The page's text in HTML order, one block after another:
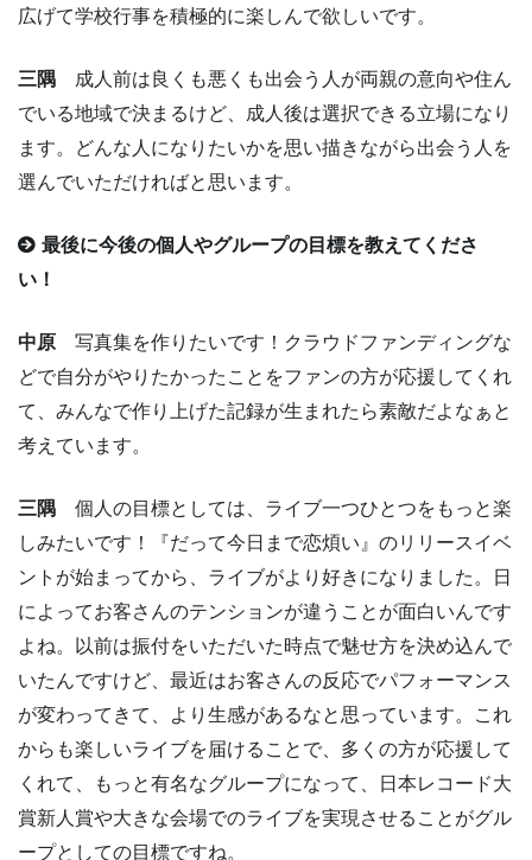
広げて学校行事を積極的に楽しんで欲しいです。
三隅
成人前は良くも悪くも出会う人が両親の意向や住ん
でいる地域で決まるけど、成人後は選択できる立場になり
ます。どんな人になりたいかを思い描きながら出会う人を
選んでいただければと思います。
最後に今後の個人やグループの目標を教えてくださ
い！
中原 写真集を作りたいです！クラウドファンディングな
どで自分がやりたかったことをファンの方が応援してくれ
て、みんなで作り上げた記録が生まれたら素敵だよなぁと
考えています。
三隅 個人の目標としては、ライブ一つひとつをもっと楽
しみたいです！『だって今日まで恋煩い』のリリースイベ
ントが始まってから、ライブがより好きになりました。日
によってお客さんのテンションが違うことが面白いんです
よね。以前は振付をいただいた時点で魅せ方を決め込んで
いたんですけど、最近はお客さんの反応でパフォーマンス
が変わってきて、より生感があるなと思っています。これ
からも楽しいライブを届けることで、多くの方が応援して
くれて、もっと有名なグループになって、日本レコード大
賞新人賞や大きな会場でのライブを実現させることがグル
ープとしての目標ですね。